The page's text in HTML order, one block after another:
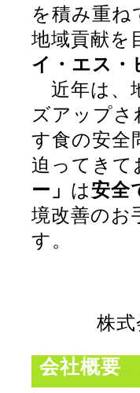
を積み重ね
地域貢献を
イ・エス・
近年は、
ズアップ
す食の安全
迫ってきて
ー」 は安全
境改善のお
す。
株
会社概要